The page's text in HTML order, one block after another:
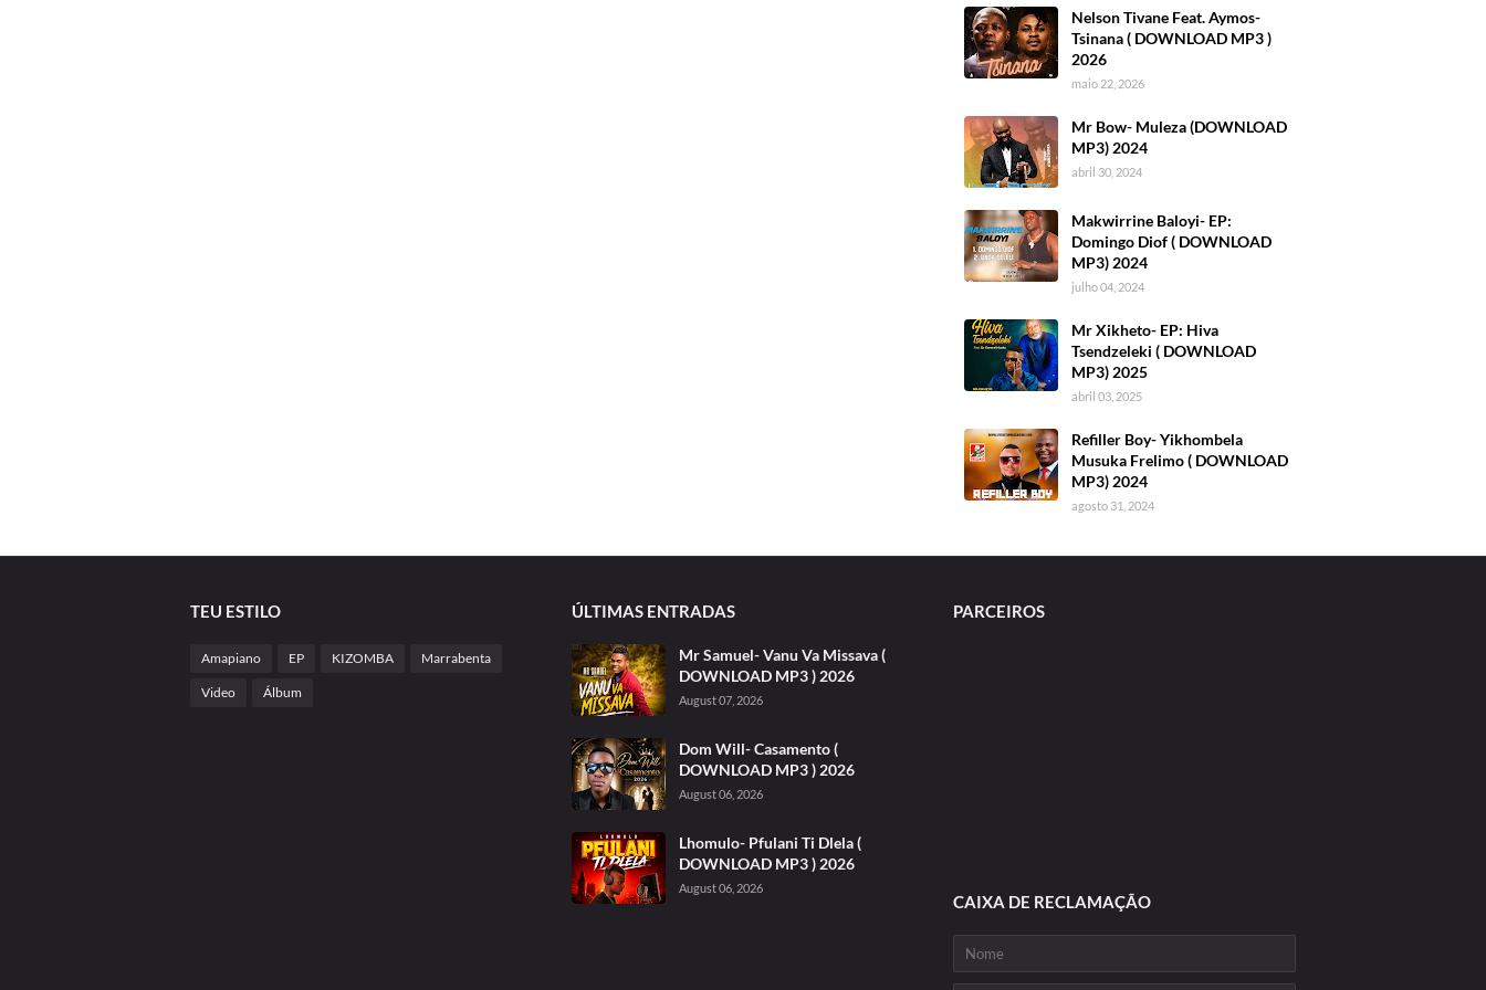
Nelson Tivane Feat. Aymos-
Tsinana ( DOWNLOAD MP3 )
2026
maio 22, 2026
Mr Bow- Muleza (DOWNLOAD
MP3) 2024
abril 30, 2024
Makwirrine Baloyi- EP:
Domingo Diof ( DOWNLOAD
MP3) 2024
julho 04, 2024
Mr Xikheto- EP: Hiva
Tsendzeleki ( DOWNLOAD
MP3) 2025
abril 03, 2025
Refiller Boy- Yikhombela
Musuka Frelimo ( DOWNLOAD
MP3) 2024
agosto 31, 2024
TEU ESTILO
Amapiano EP KIZOMBA Marrabenta
Video Álbum
ÚLTIMAS ENTRADAS
Mr Samuel- Vanu Va Missava (
DOWNLOAD MP3 ) 2026
August 07, 2026
Dom Will- Casamento (
DOWNLOAD MP3 ) 2026
August 06, 2026
Lhomulo- Pfulani Ti Dlela (
DOWNLOAD MP3 ) 2026
August 06, 2026
PARCEIROS
CAIXA DE RECLAMAÇÃO